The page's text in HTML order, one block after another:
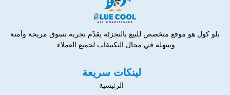
بلو كول هو موقع متخصص للبيع بالتجزئة يقدّم تجربة تسوق مريحة وآمنة
وسهلة في مجال التكييفات لجميع العملاء.
لينكات سريعة
الرئيسية